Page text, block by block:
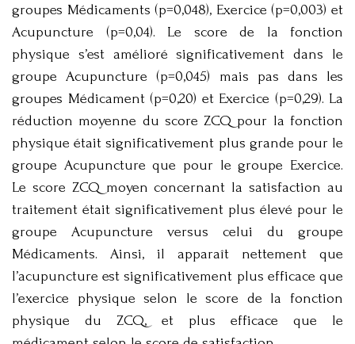
groupes Médicaments (p=0,048), Exercice (p=0,003) et
Acupuncture (p=0,04). Le score de la fonction
physique s’est amélioré significativement dans le
groupe Acupuncture (p=0,045) mais pas dans les
groupes Médicament (p=0,20) et Exercice (p=0,29). La
réduction moyenne du score ZCQ pour la fonction
physique était significativement plus grande pour le
groupe Acupuncture que pour le groupe Exercice.
Le score ZCQ moyen concernant la satisfaction au
traitement était significativement plus élevé pour le
groupe Acupuncture versus celui du groupe
Médicaments. Ainsi, il apparaît nettement que
l’acupuncture est significativement plus efficace que
l’exercice physique selon le score de la fonction
physique du ZCQ, et plus efficace que le